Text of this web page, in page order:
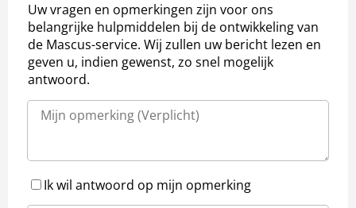
Uw vragen en opmerkingen zijn voor ons
belangrijke hulpmiddelen bij de ontwikkeling van
de Mascus-service. Wij zullen uw bericht lezen en
geven u, indien gewenst, zo snel mogelijk
antwoord.
Ik wil antwoord op mijn opmerking